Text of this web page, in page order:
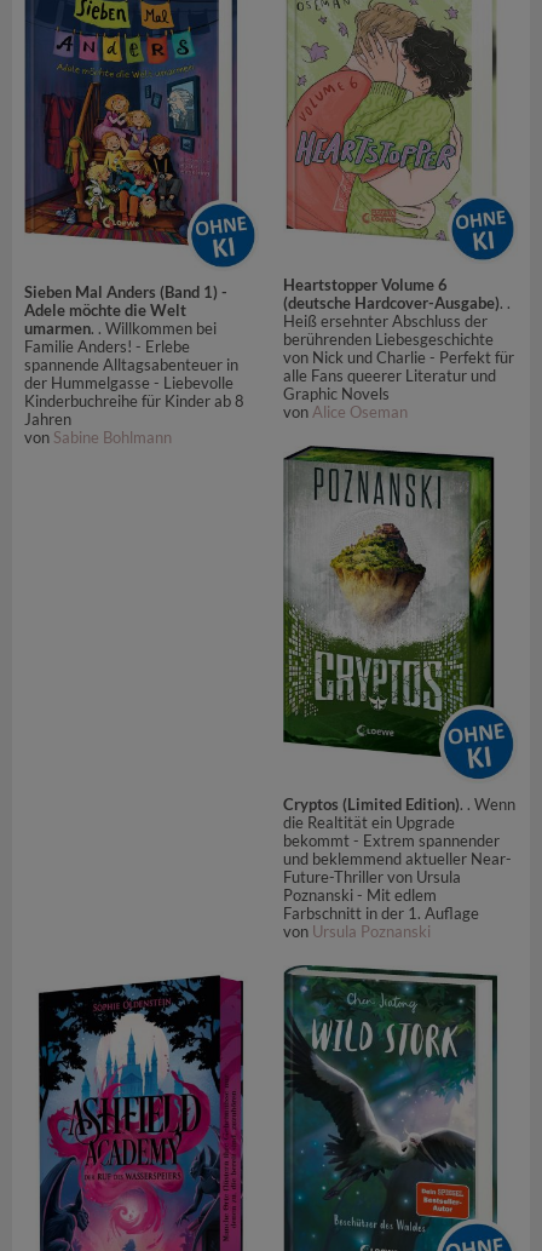
Sieben Mal Anders (Band 1) -
Adele möchte die Welt
umarmen. . Willkommen bei
Familie Anders! - Erlebe
spannende Alltagsabenteuer in
der Hummelgasse - Liebevolle
Kinderbuchreihe für Kinder ab 8
Jahren
von Sabine Bohlmann
Heartstopper Volume 6
(deutsche Hardcover-Ausgabe). .
Heiß ersehnter Abschluss der
berührenden Liebesgeschichte
von Nick und Charlie - Perfekt für
alle Fans queerer Literatur und
Graphic Novels
vonAlice Oseman
Cryptos (Limited Edition). . Wenn
die Realtität ein Upgrade
bekommt - Extrem spannender
und beklemmend aktueller Near-
Future-Thriller von Ursula
Poznanski - Mit edlem
Farbschnitt in der 1. Auflage
von Ursula Poznanski